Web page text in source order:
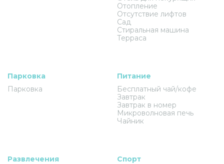
Отопление
Отсутствие лифтов
Сад
Стиральная машина
Терраса
Парковка
Парковка
Питание
Бесплатный чай/кофе
Завтрак
Завтрак в номер
Микроволновая печь
Чайник
Развлечения
Спорт